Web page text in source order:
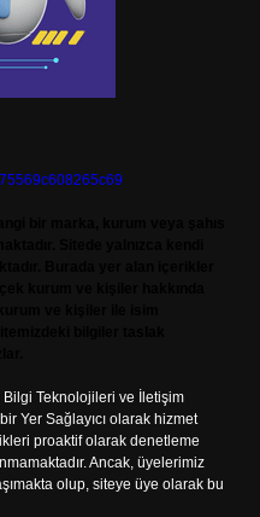
Bilgi Teknolojileri ve İletişim
Yer Sağlayıcı olarak hizmet
proaktif olarak denetleme
Ancak, üyelerimiz
olup, siteye üye olarak bu